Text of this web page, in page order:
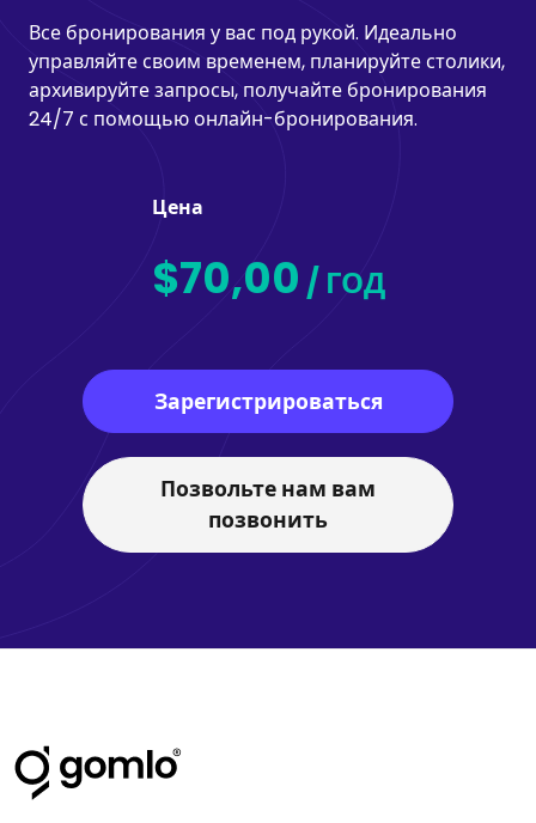
Все бронирования у вас под рукой. Идеально
управляйте своим временем, планируйте столики,
архивируйте запросы, получайте бронирования
24/7 с помощью онлайн-бронирования.
Цена
$70,00 / ГОД
Зарегистрироваться
Позвольте нам вам
позвонить